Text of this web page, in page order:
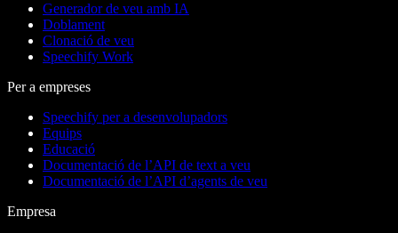
Generador de veu amb IA
Doblament
Clonació de veu
Speechify Work
Per a empreses
Speechify per a desenvolupadors
Equips
Educació
Documentació de l’API de text a veu
Documentació de l’API d’agents de veu
Empresa